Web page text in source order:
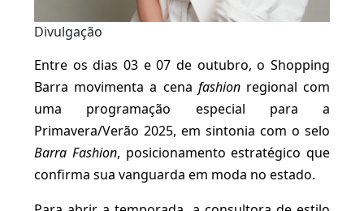
Divulgação
Entre os dias 03 e 07 de outubro, o Shopping
Barra movimenta a cena fashionregional com
uma programação especial para a
Primavera/Verão 2025, em sintonia com o selo
Barra Fashion, posicionamento estratégico que
confirma sua vanguarda em moda no estado.